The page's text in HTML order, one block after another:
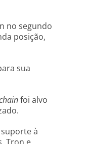
no segundo
posição,
sua
foi alvo
à